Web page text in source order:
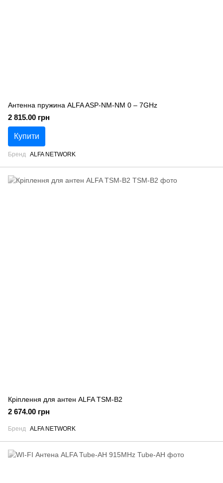
Антенна пружина ALFA ASP-NM-NM 0 – 7GHz
2 815.00 грн
Купити
Бренд ALFA NETWORK
Кріплення для антен ALFA TSM-B2
2 674.00 грн
Бренд ALFA NETWORK